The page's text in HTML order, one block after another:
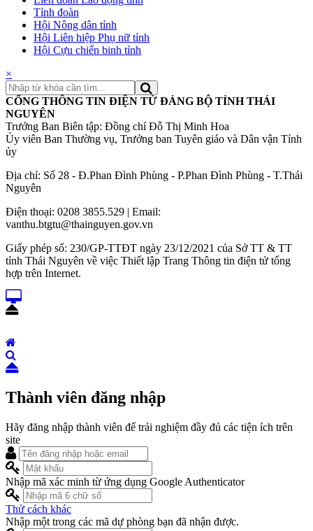
Tỉnh đoàn
Hội Nông dân tỉnh
Hội Liên hiệp Phụ nữ tỉnh
Hội Cựu chiến binh tỉnh
×
CỔNG THÔNG TIN ĐIỆN TỬ ĐẢNG BỘ TỈNH THÁI
NGUYÊN
Trưởng Ban Biên tập: Đồng chí Đỗ Thị Minh Hoa
Ủy viên Ban Thường vụ, Trưởng ban Tuyên giáo và Dân vận Tỉnh
ủy
Địa chỉ: Số 28 - Đ.Phan Đình Phùng - P.Phan Đình Phùng - T.Thái
Nguyên
Điện thoại: 0208 3855.529 | Email:
vanthu.btgtu@thainguyen.gov.vn
Giấy phép số: 230/GP-TTĐT ngày 23/12/2021 của Sở TT & TT
tỉnh Thái Nguyên về việc Thiết lập Trang Thông tin điện tử tổng
hợp trên Internet.
Thành viên đăng nhập
Hãy đăng nhập thành viên để trải nghiệm đầy đủ các tiện ích trên
site
Nhập mã xác minh từ ứng dụng Google Authenticator
Thử cách khác
Nhập một trong các mã dự phòng bạn đã nhận được.